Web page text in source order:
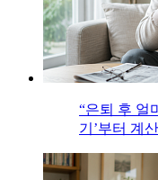
“은퇴 후 얼
기’부터 계